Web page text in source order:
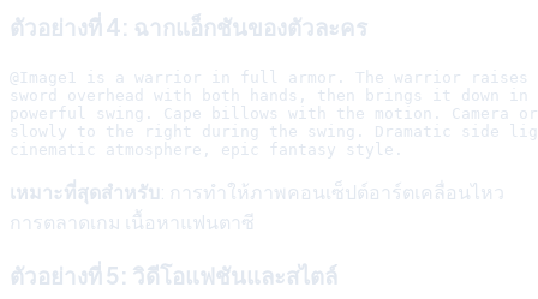
ตัวอย่างที่ 4: ฉากแอ็กชันของตัวละคร
@Image1 is a warrior in full armor. The warrior
sword overhead with both hands, then brings it down in
powerful swing. Cape billows with the motion. Camera
slowly to the right during the swing. Dramatic side
เหมาะที่สุดสำหรับ: การทำให้ภาพคอนเซ็ปต์อาร์ตเคลื่อนไหว
การตลาดเกม เนื้อหาแฟนตาซี
ตัวอย่างที่ 5: วิดีโอแฟชันและสไตล์